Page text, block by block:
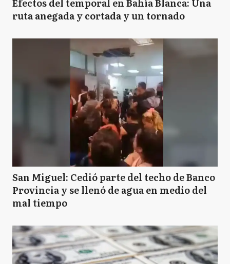
Efectos del temporal en Bahía Blanca: Una
ruta anegada y cortada y un tornado
San Miguel: Cedió parte del techo de Banco
Provincia y se llenó de agua en medio del
mal tiempo